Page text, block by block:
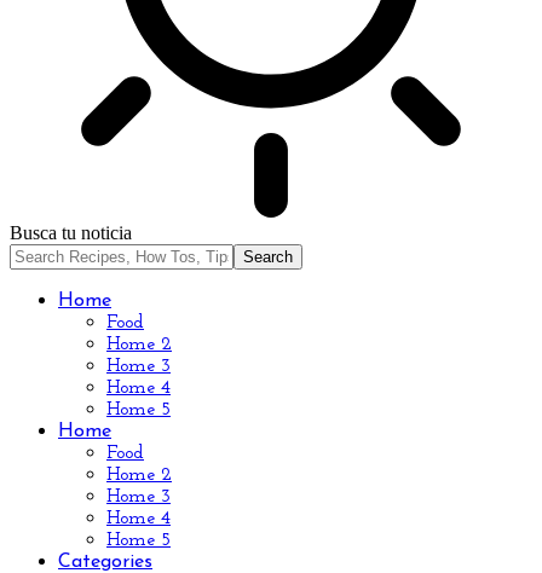
Busca tu noticia
Home
Food
Home 2
Home 3
Home 4
Home 5
Home
Food
Home 2
Home 3
Home 4
Home 5
Categories